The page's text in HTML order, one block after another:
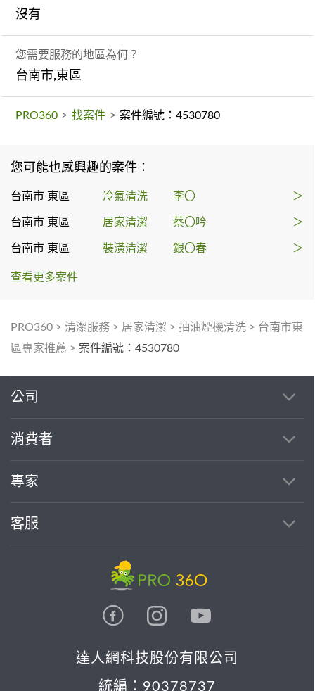
沒有
您需要服務的地區為何？
台南市,東區
PRO360 > 找案件 > 案件編號：4530780
您可能也感興趣的案件：
台南市 東區 冷氣清洗 李〇 ＞
台南市 東區 居家清潔 蔡〇吟 ＞
台南市 東區 裝潢清潔 銀〇春 ＞
查看更多案件
PRO360 > 清潔服務 > 居家清潔 > 抽油煙機清洗 > 台南市東
區專家推薦 > 案件編號：4530780
公司
消費者
專家
客服
達人網科技股份有限公司
統編：90378737